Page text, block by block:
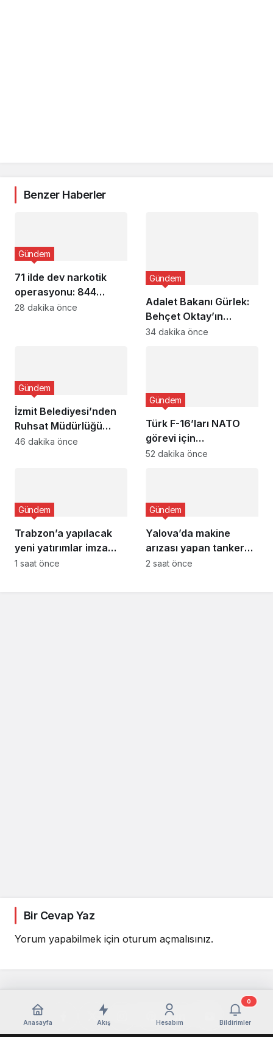
Benzer Haberler
71 ilde dev narkotik
operasyonu: 844
tutuklama
Gündem
28 dakika önce
Adalet Bakanı Gürlek:
Behçet Oktay’ın
şüpheli ölümü yeniden
Gündem
34 dakika önce
İzmit Belediyesi’nden
Ruhsat Müdürlüğü
iddialarına açıklama
Gündem
46 dakika önce
Türk F-16’ları NATO
görevi için
Estonya’da… MSB yerli
Gündem
52 dakika önce
Trabzon’a yapılacak
yeni yatırımlar imza
altına alındı
Gündem
1 saat önce
Yalova’da makine
arızası yapan tanker
güvenli bölgeye çekildi
Gündem
2 saat önce
Bir Cevap Yaz
Yorum yapabilmek için oturum açmalısınız.
Anasayfa Akış Hesabım Bildirimler
0